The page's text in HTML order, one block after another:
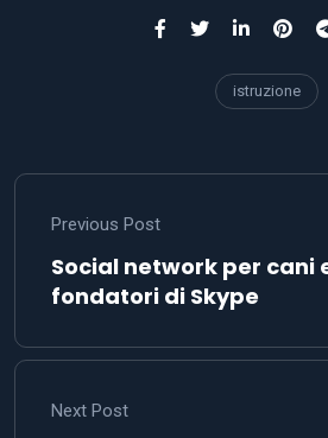
istruzione
Previous Post
Social network per cani
fondatori di Skype
Next Post